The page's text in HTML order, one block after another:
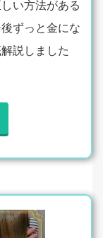
い方法がある
ずっと金にな
説しました